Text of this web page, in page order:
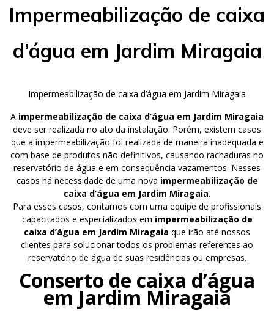
Impermeabilização de caixa
d’água em Jardim Miragaia
impermeabilização de caixa d’água em Jardim Miragaia
A impermeabilização de caixa d’água em Jardim Miragaia
deve ser realizada no ato da instalação. Porém, existem casos
que a impermeabilização foi realizada de maneira inadequada e
com base de produtos não definitivos, causando rachaduras no
reservatório de água e em consequência vazamentos. Nesses
casos há necessidade de uma nova impermeabilização de
caixa d’água em Jardim Miragaia.
Para esses casos, contamos com uma equipe de profissionais
capacitados e especializados em impermeabilização de
caixa d’água em Jardim Miragaia que irão até nossos
clientes para solucionar todos os problemas referentes ao
reservatório de água de suas residências ou empresas.
Conserto de caixa d’água
em Jardim Miragaia